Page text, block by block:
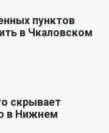
пунктов
в Чкаловском
скрывает
в Нижнем